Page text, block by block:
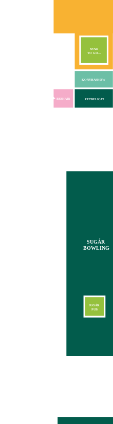
KONYHASHOW
SPAR
TO GO...
PETDELICAT
BIOHAIR
SUGÁR
BOWLING
SUGÁR
PUB